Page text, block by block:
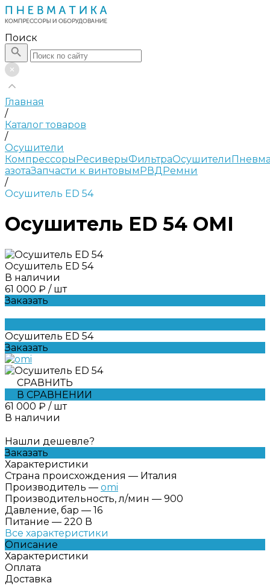
Поиск
Главная
/
Каталог товаров
/
Осушители
КомпрессорыРесиверыФильтраОсушители
азотаЗапчасти к винтовымРВДРемни
/
Осушитель ED 54
Осушитель ED 54 OMI
Осушитель ED 54
В наличии
61 000 ₽ / шт
Заказать
Осушитель ED 54
Заказать
СРАВНИТЬ
В СРАВНЕНИИ
61 000 ₽ / шт
В наличии
Нашли дешевле?
Заказать
Характеристики
Страна происхождения — Италия
Производитель — omi
Производительность, л/мин — 900
Давление, бар — 16
Питание — 220 В
Все характеристики
Описание
Характеристики
Оплата
Доставка